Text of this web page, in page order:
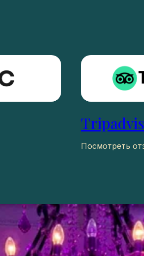
Посмотреть